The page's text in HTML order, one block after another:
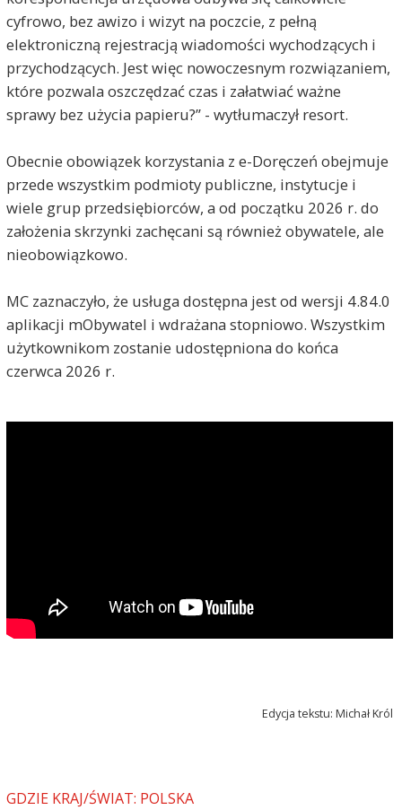
cyfrowo, bez awizo i wizyt na poczcie, z pełną
elektroniczną rejestracją wiadomości wychodzących i
przychodzących. Jest więc nowoczesnym rozwiązaniem,
które pozwala oszczędzać czas i załatwiać ważne
sprawy bez użycia papieru?” - wytłumaczył resort.
Obecnie obowiązek korzystania z e-Doręczeń obejmuje
przede wszystkim podmioty publiczne, instytucje i
wiele grup przedsiębiorców, a od początku 2026 r. do
założenia skrzynki zachęcani są również obywatele, ale
nieobowiązkowo.
MC zaznaczyło, że usługa dostępna jest od wersji 4.84.0
aplikacji mObywatel i wdrażana stopniowo. Wszystkim
użytkownikom zostanie udostępniona do końca
czerwca 2026 r.
Edycja tekstu: Michał Król
GDZIE KRAJ/ŚWIAT: POLSKA